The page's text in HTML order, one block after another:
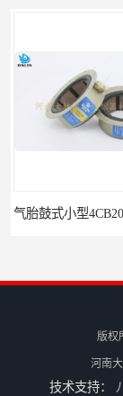
气胎鼓式小型
版权
河南
技术支持：